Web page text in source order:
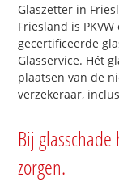
Glaszetter in
Friesland is
gecertificeerde
Glasservice. Hét
plaatsen van de
verzekeraar,
Bij
zorgen.